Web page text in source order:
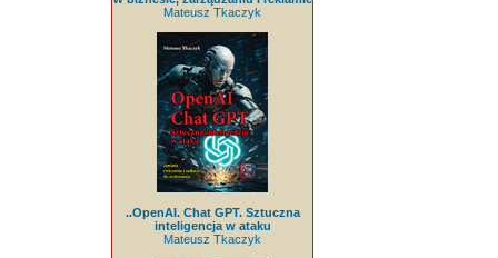
Mateusz Tkaczyk
..OpenAI. Chat GPT. Sztuczna
inteligencja w ataku
Mateusz Tkaczyk